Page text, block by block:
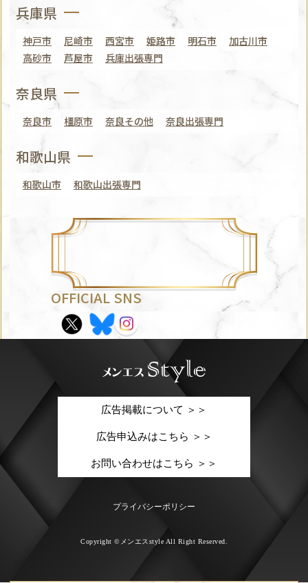
兵庫県
神戸市 尼崎市 西宮市 姫路市 明石市
加古川市
高砂市
芦屋市 兵庫出張専門
奈良県
奈良市 橿原市 奈良その他 奈良出張専門
和歌山県
和歌山市 和歌山出張専門
OFFICIAL SNS
広告掲載について ＞＞
広告申込みはこちら ＞＞
お問い合わせはこちら ＞＞
プライバシーポリシー
Copyright ©メンエスstyle All Right Reserved.